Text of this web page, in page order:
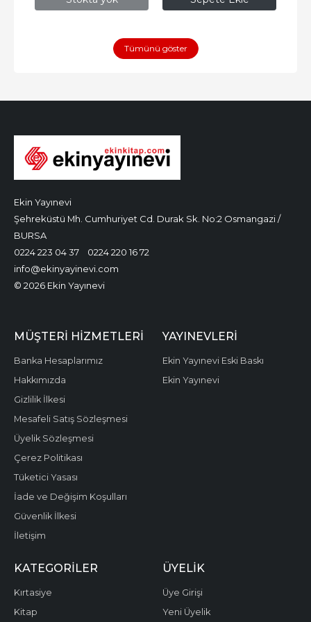
Tümünü göster
Ekin Yayınevi
Şehreküstü Mh. Cumhuriyet Cd. Durak Sk. No:2 Osmangazi /
BURSA
0224 223 04 37
0224 220 16 72
info@ekinyayinevi.com
© 2026 Ekin Yayınevi
MÜŞTERI HIZMETLERI
Banka Hesaplarımız
Hakkımızda
Gizlilik İlkesi
Mesafeli Satış Sözleşmesi
Üyelik Sözleşmesi
Çerez Politikası
Tüketici Yasası
İade ve Değişim Koşulları
Güvenlik İlkesi
İletişim
YAYINEVLERI
Ekin Yayınevi Eski Baskı
Ekin Yayınevi
KATEGORILER
Kırtasiye
Kitap
ÜYELIK
Üye Girişi
Yeni Üyelik